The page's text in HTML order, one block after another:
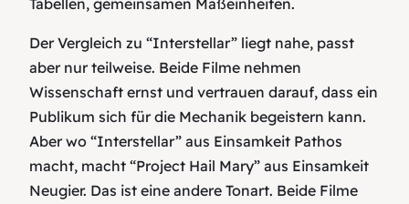
Tabellen, gemeinsamen Maßeinheiten.
Der Vergleich zu “Interstellar” liegt nahe, passt
aber nur teilweise. Beide Filme nehmen
Wissenschaft ernst und vertrauen darauf, dass ein
Publikum sich für die Mechanik begeistern kann.
Aber wo “Interstellar” aus Einsamkeit Pathos
macht, macht “Project Hail Mary” aus Einsamkeit
Neugier. Das ist eine andere Tonart. Beide Filme